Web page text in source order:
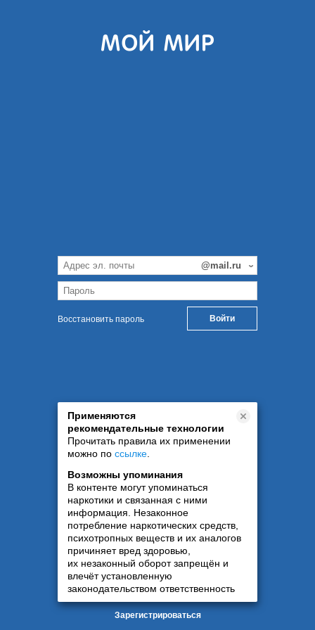
Восстановить пароль
Применяются
рекомендательные технологии
Прочитать правила их применении
можно по ссылке
Возможны упоминания
В контенте могут упоминаться
наркотики и связанная с ними
информация. Незаконное
потребление наркотических средств,
психотропных веществ и их аналогов
причиняет вред здоровью,
их незаконный оборот запрещён и
влечёт установленную
законодательством ответственность
Зарегистрироваться